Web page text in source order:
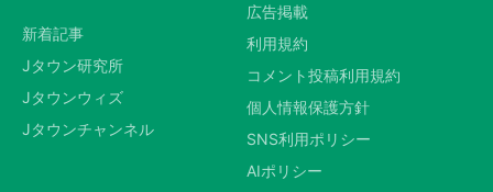
新着記事
Jタウン研究所
Jタウンウィズ
Jタウンチャンネル
広告掲載
利用規約
コメント投稿利用規約
個人情報保護方針
SNS利用ポリシー
AIポリシー